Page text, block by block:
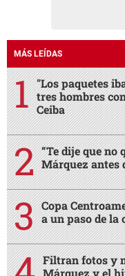
MÁS LEÍDAS
"Los paquetes
tres hombres
Ceiba
“Te dije que no
Márquez antes
Copa
a un paso de la
Filtran fotos y
Márquez y el